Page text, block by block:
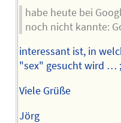
habe heute bei
noch nicht kannte:
interessant ist, in
"sex" gesucht wird …
Viele Grüße
Jörg